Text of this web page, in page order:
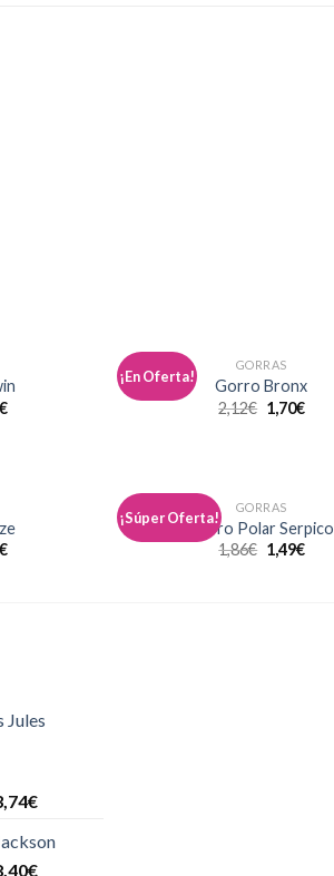
€
¡En Oferta!
GORRAS
Gorro Bronx
2,12€ 1,70€
€
¡Súper Oferta!
GORRAS
Gorro Polar Serpico
1,86€ 1,49€
Jules
€
€